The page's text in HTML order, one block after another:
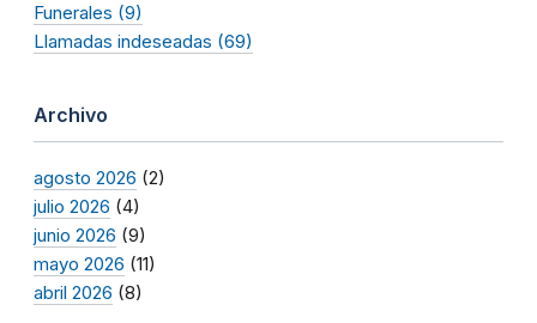
Funerales (9)
Llamadas indeseadas (69)
Archivo
agosto 2026 (2)
julio 2026 (4)
junio 2026 (9)
mayo 2026 (11)
abril 2026 (8)